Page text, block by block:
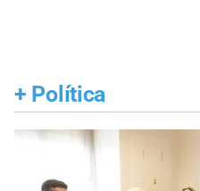
+ Política